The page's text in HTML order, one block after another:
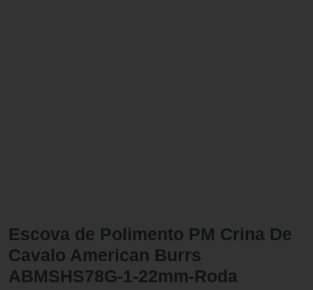
Escova de Polimento PM Crina De
Cavalo American Burrs
ABMSHS78G-1-22mm-Roda